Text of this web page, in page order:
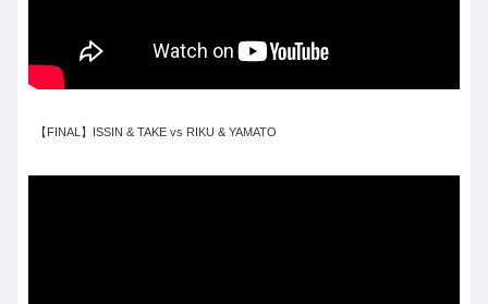
【FINAL】ISSIN & TAKE vs RIKU & YAMATO